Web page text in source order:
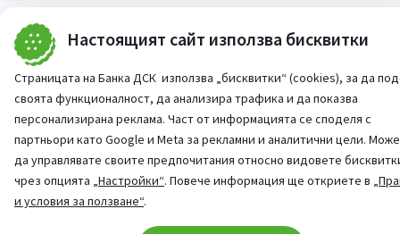
Настоящият сайт използва бисквитки
Страницата на Банка ДСК използва „бисквитки“ (cookies), за да
своята функционалност, да анализира трафика и да показва
персонализирана реклама. Част от информацията се споделя с
партньори като Google и Meta за рекламни и аналитични цели.
да управлявате своите предпочитания относно видовете
чрез опцията „Настройки“. Повече информация ще откриете в
и условия за ползване“.